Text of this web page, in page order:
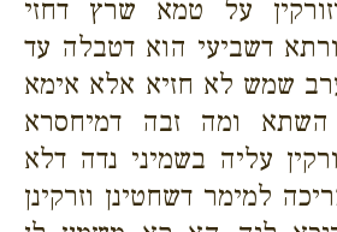
על טמא שרץ דחזי
דשביעי הוא דטבלה עד
שמש לא חזיא אלא אימא
השתא ומה זבה דמיחסרא
עליה בשמיני נדה דלא
למימר דשחטינן וזרקינן